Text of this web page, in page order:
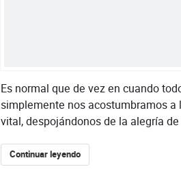
​Es normal que de vez en cuando
simplemente nos acostumbramos
vital, despojándonos de la alegría
Continuar leyendo